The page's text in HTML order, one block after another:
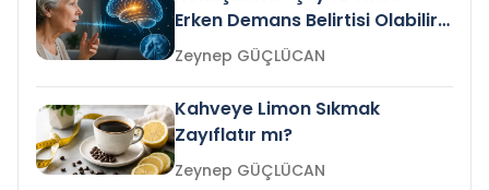
Erken Demans Belirtisi Olabilir
mi?
Zeynep GÜÇLÜCAN
Kahveye Limon Sıkmak
Zayıflatır mı?
Zeynep GÜÇLÜCAN